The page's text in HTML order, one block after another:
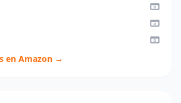
en Amazon →